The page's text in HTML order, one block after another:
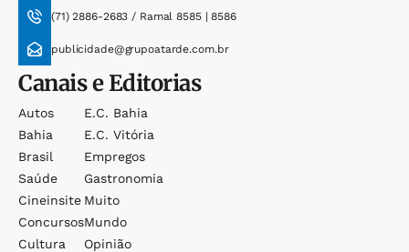
(71) 2886-2683 / Ramal 8585 | 8586
publicidade@grupoatarde.com.br
Canais e Editorias
Autos
Bahia
Brasil
Saúde
Cineinsite
Concursos
Cultura
E.c. Bahia
E.c. Vitória
Empregos
Gastronomia
Muito
Mundo
Opinião